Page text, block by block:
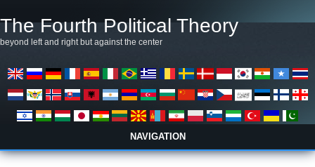
The Fourth Political Theory
beyond left and right but against the center
NAVIGATION